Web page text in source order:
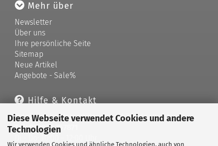
Diese Webseite verwendet Cookies und andere
Technologien
Wir verwenden Cookies und ähnliche Technologien, auch von
Mehr über
Newsletter
Über uns
Ihre persönliche Seite
Sitemap
Neue Artikel
Angebote - Sale%
Hilfe & Kontakt
Telefonische Unterstützung und Beratung unter:
Tel: 033679 757871